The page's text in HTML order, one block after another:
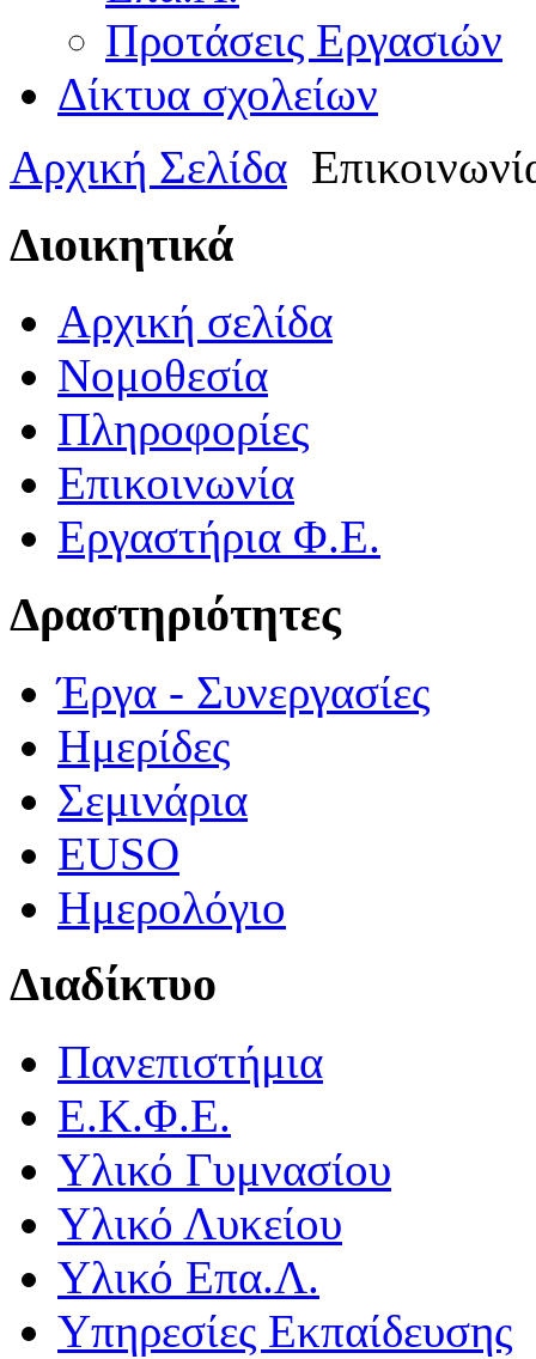
Προτάσεις Εργασιών
Δίκτυα σχολείων
Αρχική Σελίδα
Διοικητικά
Αρχική σελίδα
Νομοθεσία
Πληροφορίες
Επικοινωνία
Εργαστήρια Φ.Ε.
Δραστηριότητες
Έργα - Συνεργασίες
Ημερίδες
Σεμινάρια
EUSO
Ημερολόγιο
Διαδίκτυο
Πανεπιστήμια
Ε.Κ.Φ.Ε.
Υλικό Γυμνασίου
Υλικό Λυκείου
Υλικό Επα.Λ.
Υπηρεσίες Εκπαίδευσης